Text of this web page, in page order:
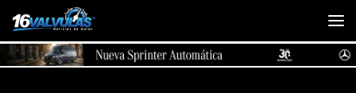
Saltar al contenido